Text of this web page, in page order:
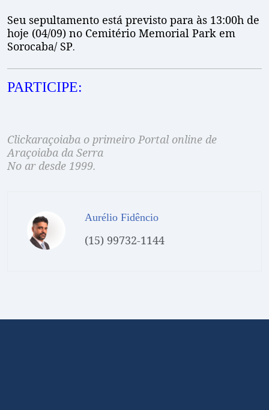
Seu sepultamento está previsto para às 13:00h de
hoje (04/09) no Cemitério Memorial Park em
Sorocaba/ SP.
PARTICIPE:
Clickaraçoiaba o primeiro Portal online de
Araçoiaba da Serra
No ar desde 1999.
Aurélio Fidêncio
(15) 99732-1144